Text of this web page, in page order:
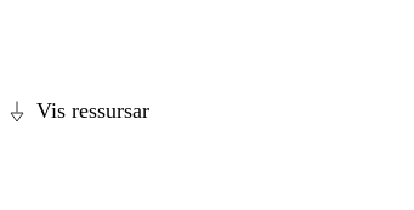
Vis ressursar